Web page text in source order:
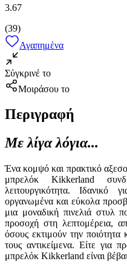
3.67
(39)
Αγαπημένα
Σύγκρινέ το
Μοιράσου το
Περιγραφή
Με λίγα λόγια...
Ένα κομψό και πρακτικό
μπρελόκ Kikkerland
λειτουργικότητα.
οργανωμένα και εύκολα
μια μοναδική πινελιά στυλ
προσοχή στη λεπτομέρεια,
όσους εκτιμούν την
τους αντικείμενα. Είτε για
μπρελόκ Kikkerland είναι